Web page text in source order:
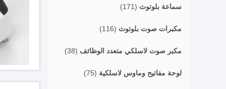
سماعة بلوتوث (171)
مكبرات صوت بلوتوث (116)
مكبر صوت لاسلكي متعدد الوظائف (38)
لوحة مفاتيح وماوس لاسلكية (75)